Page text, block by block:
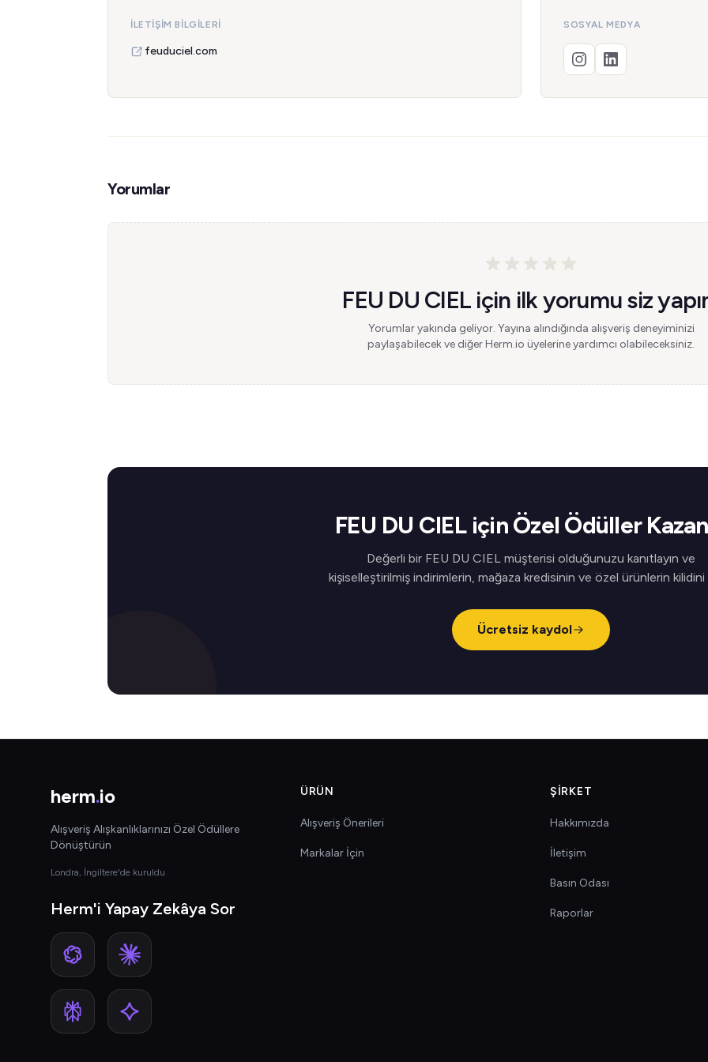
İLETIŞIM BILGILERI
feuduciel.com
SOSYAL MEDYA
Yorumlar
FEU DU CIEL için ilk yorumu siz
Yorumlar yakında geliyor. Yayına alındığında alışveriş deneyiminizi
paylaşabilecek ve diğer Herm.io üyelerine yardımcı olabileceksiniz.
FEU DU CIEL için Özel Ödüller
Değerli bir FEU DU CIEL müşterisi olduğunuzu kanıtlayın ve
kişiselleştirilmiş indirimlerin, mağaza kredisinin ve özel ürünlerin kilidini
Ücretsiz kaydol
herm.io
Alışveriş Alışkanlıklarınızı Özel Ödüllere
Dönüştürün
Londra, İngiltere'de kuruldu
Herm'i Yapay Zekâya Sor
ÜRÜN
Alışveriş Önerileri
Markalar İçin
ŞIRKET
Hakkımızda
İletişim
Basın Odası
Raporlar